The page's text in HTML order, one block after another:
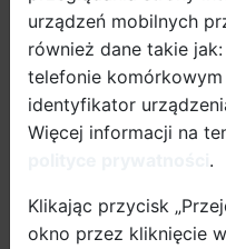
Ponad
Maja
urządzeń mobilnych
również dane takie
telefonie
identyfikator
Więcej informacji na
.
Klikając przycisk
okno przez kliknięcie